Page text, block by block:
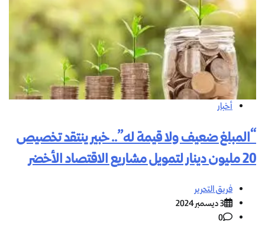
أخبار
“المبلغ ضعيف ولا قيمة له”.. خبير ينتقد تخصيص
20 مليون دينار لتمويل مشاريع الاقتصاد الأخضر
فريق التحرير
3 ديسمبر 2024
0